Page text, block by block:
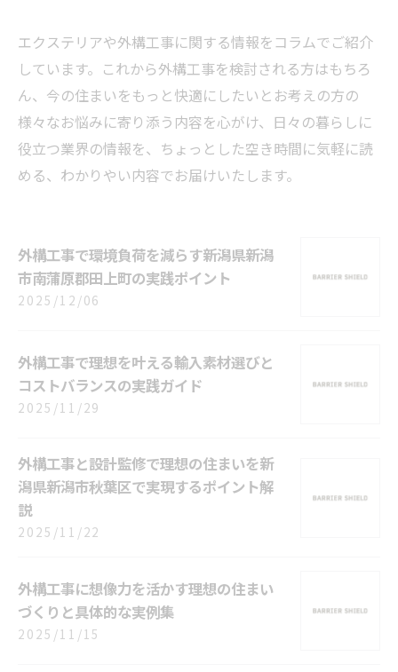
エクステリアや外構工事に関する情報をコラムでご紹介
しています。これから外構工事を検討される方はもちろ
ん、今の住まいをもっと快適にしたいとお考えの方の
様々なお悩みに寄り添う内容を心がけ、日々の暮らしに
役立つ業界の情報を、ちょっとした空き時間に気軽に読
める、わかりやい内容でお届けいたします。
外構工事で環境負荷を減らす新潟県新潟
市南蒲原郡田上町の実践ポイント
2025/12/06
外構工事で理想を叶える輸入素材選びと
コストバランスの実践ガイド
2025/11/29
外構工事と設計監修で理想の住まいを新
潟県新潟市秋葉区で実現するポイント解
説
2025/11/22
外構工事に想像力を活かす理想の住まい
づくりと具体的な実例集
2025/11/15